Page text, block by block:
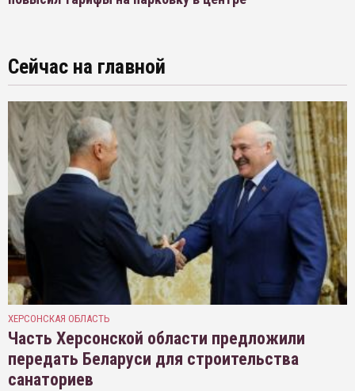
Сейчас на главной
ХЕРСОНСКАЯ ОБЛАСТЬ
Часть Херсонской области предложили
передать Беларуси для строительства
санаториев